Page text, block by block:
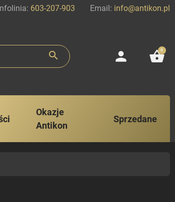
603-207-903 Email: info@antikon.pl
search person shopping_basket
0
Okazje
Antikon
Sprzedane